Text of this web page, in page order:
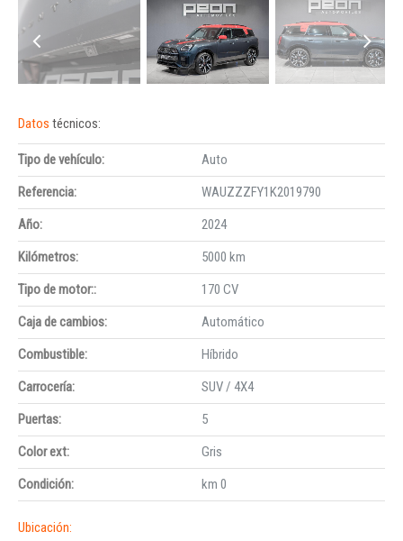
Datos técnicos:
Tipo de vehículo:
Auto
Referencia:
WAUZZZFY1K2019790
Año:
2024
Kilómetros:
5000 km
Tipo de motor::
170 CV
Caja de cambios:
Automático
Combustible:
Híbrido
Carrocería:
SUV / 4X4
Puertas:
5
Color ext:
Gris
Condición:
km 0
Ubicación: